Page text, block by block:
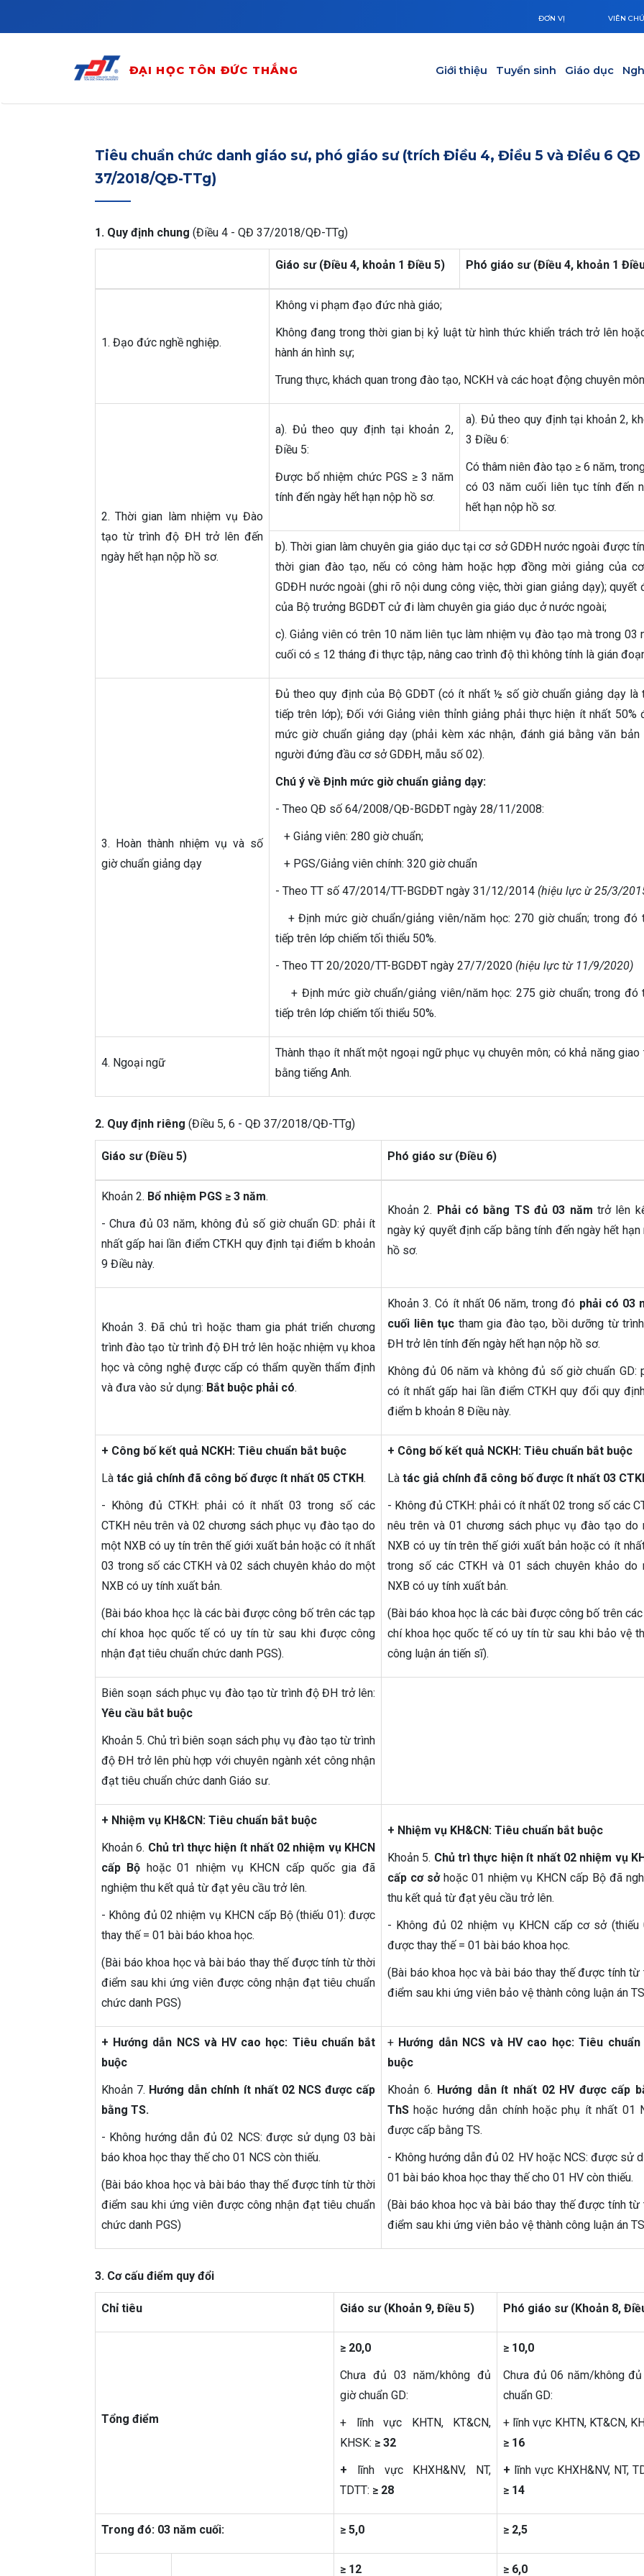
ĐƠN VỊ VIÊN
ĐẠI HỌC TÔN ĐỨC THẮNG Giới thiệu Tuyển sinh Giáo dục
Tiêu chuẩn chức danh giáo sư, phó giáo sư (trích Điều 4, Điều 5 và Điều 6 QĐ
37/2018/QĐ-TTg)
1. Quy định chung (Điều 4 - QĐ 37/2018/QĐ-TTg)
Giáo sư (Điều 4, khoản 1 Điều 5) Phó giáo sư (Điều 4, khoản 1
1. Đạo đức nghề nghiệp.
Không vi phạm đạo đức nhà giáo;
Không đang trong thời gian bị kỷ luật từ hình thức khiển trách trở lên
hành án hình sự;
Trung thực, khách quan trong đào tạo, NCKH và các hoạt động chuyên
2. Thời gian làm nhiệm vụ Đào
tạo từ trình độ ĐH trở lên đến
ngày hết hạn nộp hồ sơ.
a). Đủ theo quy định tại khoản 2,
Điều 5:
Được bổ nhiệm chức PGS ≥ 3 năm
tính đến ngày hết hạn nộp hồ sơ.
a). Đủ theo quy định tại khoản 2,
3 Điều 6:
Có thâm niên đào tạo ≥ 6 năm,
có 03 năm cuối liên tục tính đến
hết hạn nộp hồ sơ.
b). Thời gian làm chuyên gia giáo dục tại cơ sở GDĐH nước ngoài được
thời gian đào tạo, nếu có công hàm hoặc hợp đồng mời giảng của
GDĐH nước ngoài (ghi rõ nội dung công việc, thời gian giảng dạy); quyết
của Bộ trưởng BGDĐT cử đi làm chuyên gia giáo dục ở nước ngoài;
c). Giảng viên có trên 10 năm liên tục làm nhiệm vụ đào tạo mà trong 03
cuối có ≤ 12 tháng đi thực tập, nâng cao trình độ thì không tính là gián
3. Hoàn thành nhiệm vụ và số
giờ chuẩn giảng dạy
Đủ theo quy định của Bộ GDĐT (có ít nhất ½ số giờ chuẩn giảng dạy là
tiếp trên lớp); Đối với Giảng viên thỉnh giảng phải thực hiện ít nhất 50%
mức giờ chuẩn giảng dạy (phải kèm xác nhận, đánh giá bằng văn bản
người đứng đầu cơ sở GDĐH, mẫu số 02).
Chú ý về Định mức giờ chuẩn giảng dạy:
- Theo QĐ số 64/2008/QĐ-BGDĐT ngày 28/11/2008:
+ Giảng viên: 280 giờ chuẩn;
+ PGS/Giảng viên chính: 320 giờ chuẩn
- Theo TT số 47/2014/TT-BGDĐT ngày 31/12/2014 (hiệu lực ừ 25/3/
+ Định mức giờ chuẩn/giảng viên/năm học: 270 giờ chuẩn; trong đó
tiếp trên lớp chiếm tối thiểu 50%.
- Theo TT 20/2020/TT-BGDĐT ngày 27/7/2020 (hiệu lực từ 11/9/2020)
+ Định mức giờ chuẩn/giảng viên/năm học: 275 giờ chuẩn; trong đó
tiếp trên lớp chiếm tối thiểu 50%.
4. Ngoại ngữ
Thành thạo ít nhất một ngoại ngữ phục vụ chuyên môn; có khả năng giao
bằng tiếng Anh.
2. Quy định riêng (Điều 5, 6 - QĐ 37/2018/QĐ-TTg)
Giáo sư (Điều 5) Phó giáo sư (Điều 6)
Khoản 2. Bổ nhiệm PGS ≥ 3 năm.
- Chưa đủ 03 năm, không đủ số giờ chuẩn GD: phải ít
nhất gấp hai lần điểm CTKH quy định tại điểm b khoản
9 Điều này.
Khoản 2. Phải có bằng TS đủ 03 năm trở lên
ngày ký quyết định cấp bằng tính đến ngày hết hạn
hồ sơ.
Khoản 3. Đã chủ trì hoặc tham gia phát triển chương
trình đào tạo từ trình độ ĐH trở lên hoặc nhiệm vụ khoa
học và công nghệ được cấp có thẩm quyền thẩm định
và đưa vào sử dụng: Bắt buộc phải có.
Khoản 3. Có ít nhất 06 năm, trong đó phải có 03
cuối liên tục tham gia đào tạo, bồi dưỡng từ
ĐH trở lên tính đến ngày hết hạn nộp hồ sơ.
Không đủ 06 năm và không đủ số giờ chuẩn GD:
có ít nhất gấp hai lần điểm CTKH quy đổi quy
điểm b khoản 8 Điều này.
+ Công bố kết quả NCKH: Tiêu chuẩn bắt buộc
Là tác giả chính đã công bố được ít nhất 05 CTKH.
- Không đủ CTKH: phải có ít nhất 03 trong số các
CTKH nêu trên và 02 chương sách phục vụ đào tạo do
một NXB có uy tín trên thế giới xuất bản hoặc có ít nhất
03 trong số các CTKH và 02 sách chuyên khảo do một
NXB có uy tính xuất bản.
(Bài báo khoa học là các bài được công bố trên các tạp
chí khoa học quốc tế có uy tín từ sau khi được công
nhận đạt tiêu chuẩn chức danh PGS).
+ Công bố kết quả NCKH: Tiêu chuẩn bắt buộc
Là tác giả chính đã công bố được ít nhất 03
- Không đủ CTKH: phải có ít nhất 02 trong số các
nêu trên và 01 chương sách phục vụ đào tạo do
NXB có uy tín trên thế giới xuất bản hoặc có ít
trong số các CTKH và 01 sách chuyên khảo do
NXB có uy tính xuất bản.
(Bài báo khoa học là các bài được công bố trên
chí khoa học quốc tế có uy tín từ sau khi bảo vệ
công luận án tiến sĩ).
Biên soạn sách phục vụ đào tạo từ trình độ ĐH trở lên:
Yêu cầu bắt buộc
Khoản 5. Chủ trì biên soạn sách phụ vụ đào tạo từ trình
độ ĐH trở lên phù hợp với chuyên ngành xét công nhận
đạt tiêu chuẩn chức danh Giáo sư.
+ Nhiệm vụ KH&CN: Tiêu chuẩn bắt buộc
Khoản 6. Chủ trì thực hiện ít nhất 02 nhiệm vụ KHCN
cấp Bộ hoặc 01 nhiệm vụ KHCN cấp quốc gia đã
nghiệm thu kết quả từ đạt yêu cầu trở lên.
- Không đủ 02 nhiệm vụ KHCN cấp Bộ (thiếu 01): được
thay thế = 01 bài báo khoa học.
(Bài báo khoa học và bài báo thay thế được tính từ thời
điểm sau khi ứng viên được công nhận đạt tiêu chuẩn
chức danh PGS)
+ Nhiệm vụ KH&CN: Tiêu chuẩn bắt buộc
Khoản 5. Chủ trì thực hiện ít nhất 02 nhiệm vụ
cấp cơ sởhoặc 01 nhiệm vụ KHCN cấp Bộ đã
thu kết quả từ đạt yêu cầu trở lên.
- Không đủ 02 nhiệm vụ KHCN cấp cơ sở (thiếu
được thay thế = 01 bài báo khoa học.
(Bài báo khoa học và bài báo thay thế được tính từ
điểm sau khi ứng viên bảo vệ thành công luận án
+ Hướng dẫn NCS và HV cao học: Tiêu chuẩn bắt
buộc
Khoản 7. Hướng dẫn chính ít nhất 02 NCS được cấp
bằng TS.
- Không hướng dẫn đủ 02 NCS: được sử dụng 03 bài
báo khoa học thay thế cho 01 NCS còn thiếu.
(Bài báo khoa học và bài báo thay thế được tính từ thời
điểm sau khi ứng viên được công nhận đạt tiêu chuẩn
chức danh PGS)
+ Hướng dẫn NCS và HV cao học: Tiêu chuẩn
buộc
Khoản 6. Hướng dẫn ít nhất 02 HV được cấp
ThS hoặc hướng dẫn chính hoặc phụ ít nhất 01
được cấp bằng TS.
- Không hướng dẫn đủ 02 HV hoặc NCS: được sử
01 bài báo khoa học thay thế cho 01 HV còn thiếu.
(Bài báo khoa học và bài báo thay thế được tính từ
điểm sau khi ứng viên bảo vệ thành công luận án
3. Cơ cấu điểm quy đổi
Chỉ tiêu Giáo sư (Khoản 9, Điều 5) Phó giáo sư (Khoản 8,
Tổng điểm
≥ 20,0
Chưa đủ 03 năm/không đủ
giờ chuẩn GD:
+ lĩnh vực KHTN, KT&CN,
KHSK: ≥ 32
+ lĩnh vực KHXH&NV, NT,
TDTT: ≥ 28
≥ 10,0
Chưa đủ 06 năm/không
chuẩn GD:
+ lĩnh vực KHTN, KT&CN,
≥ 16
+ lĩnh vực KHXH&NV, NT,
≥ 14
Trong đó: 03 năm cuối: ≥ 5,0 ≥ 2,5
≥ 12 ≥ 6,0